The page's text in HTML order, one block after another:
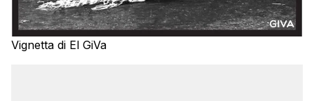
Vignetta di El GiVa